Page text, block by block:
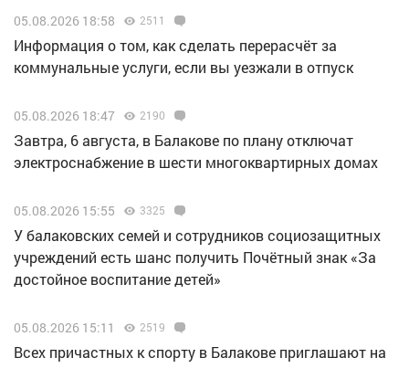
05.08.2026 18:58 2511
Информация о том, как сделать перерасчёт за
коммунальные услуги, если вы уезжали в отпуск
05.08.2026 18:47 2190
Завтра, 6 августа, в Балакове по плану отключат
электроснабжение в шести многоквартирных домах
05.08.2026 15:55 3325
У балаковских семей и сотрудников социозащитных
учреждений есть шанс получить Почётный знак «За
достойное воспитание детей»
05.08.2026 15:11 2519
Всех причастных к спорту в Балакове приглашают на